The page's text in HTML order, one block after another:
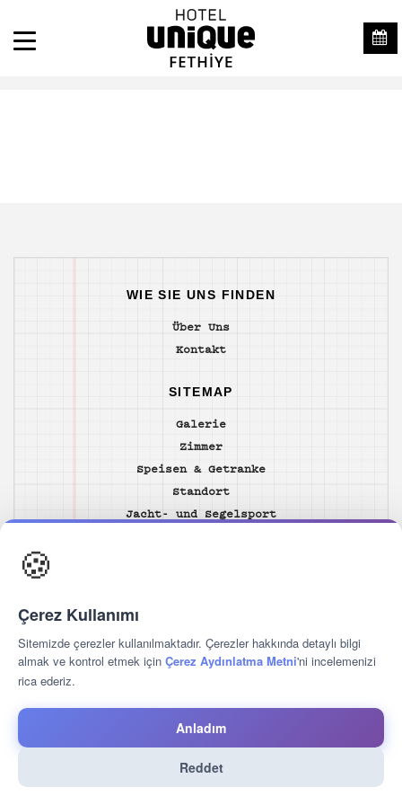
🍪
Çerez Kullanımı
Sitemizde çerezler kullanılmaktadır. Çerezler hakkında detaylı bilgi
almak ve kontrol etmek için Çerez Aydınlatma Metni'ni incelemenizi
rica ederiz.
Anladım
Reddet
WIE SIE UNS FINDEN
Über Uns
Kontakt
SITEMAP
Galerie
Zimmer
Speisen & Getranke
Standort
Jacht- und Segelsport
2026 © Hotelunique Turkey